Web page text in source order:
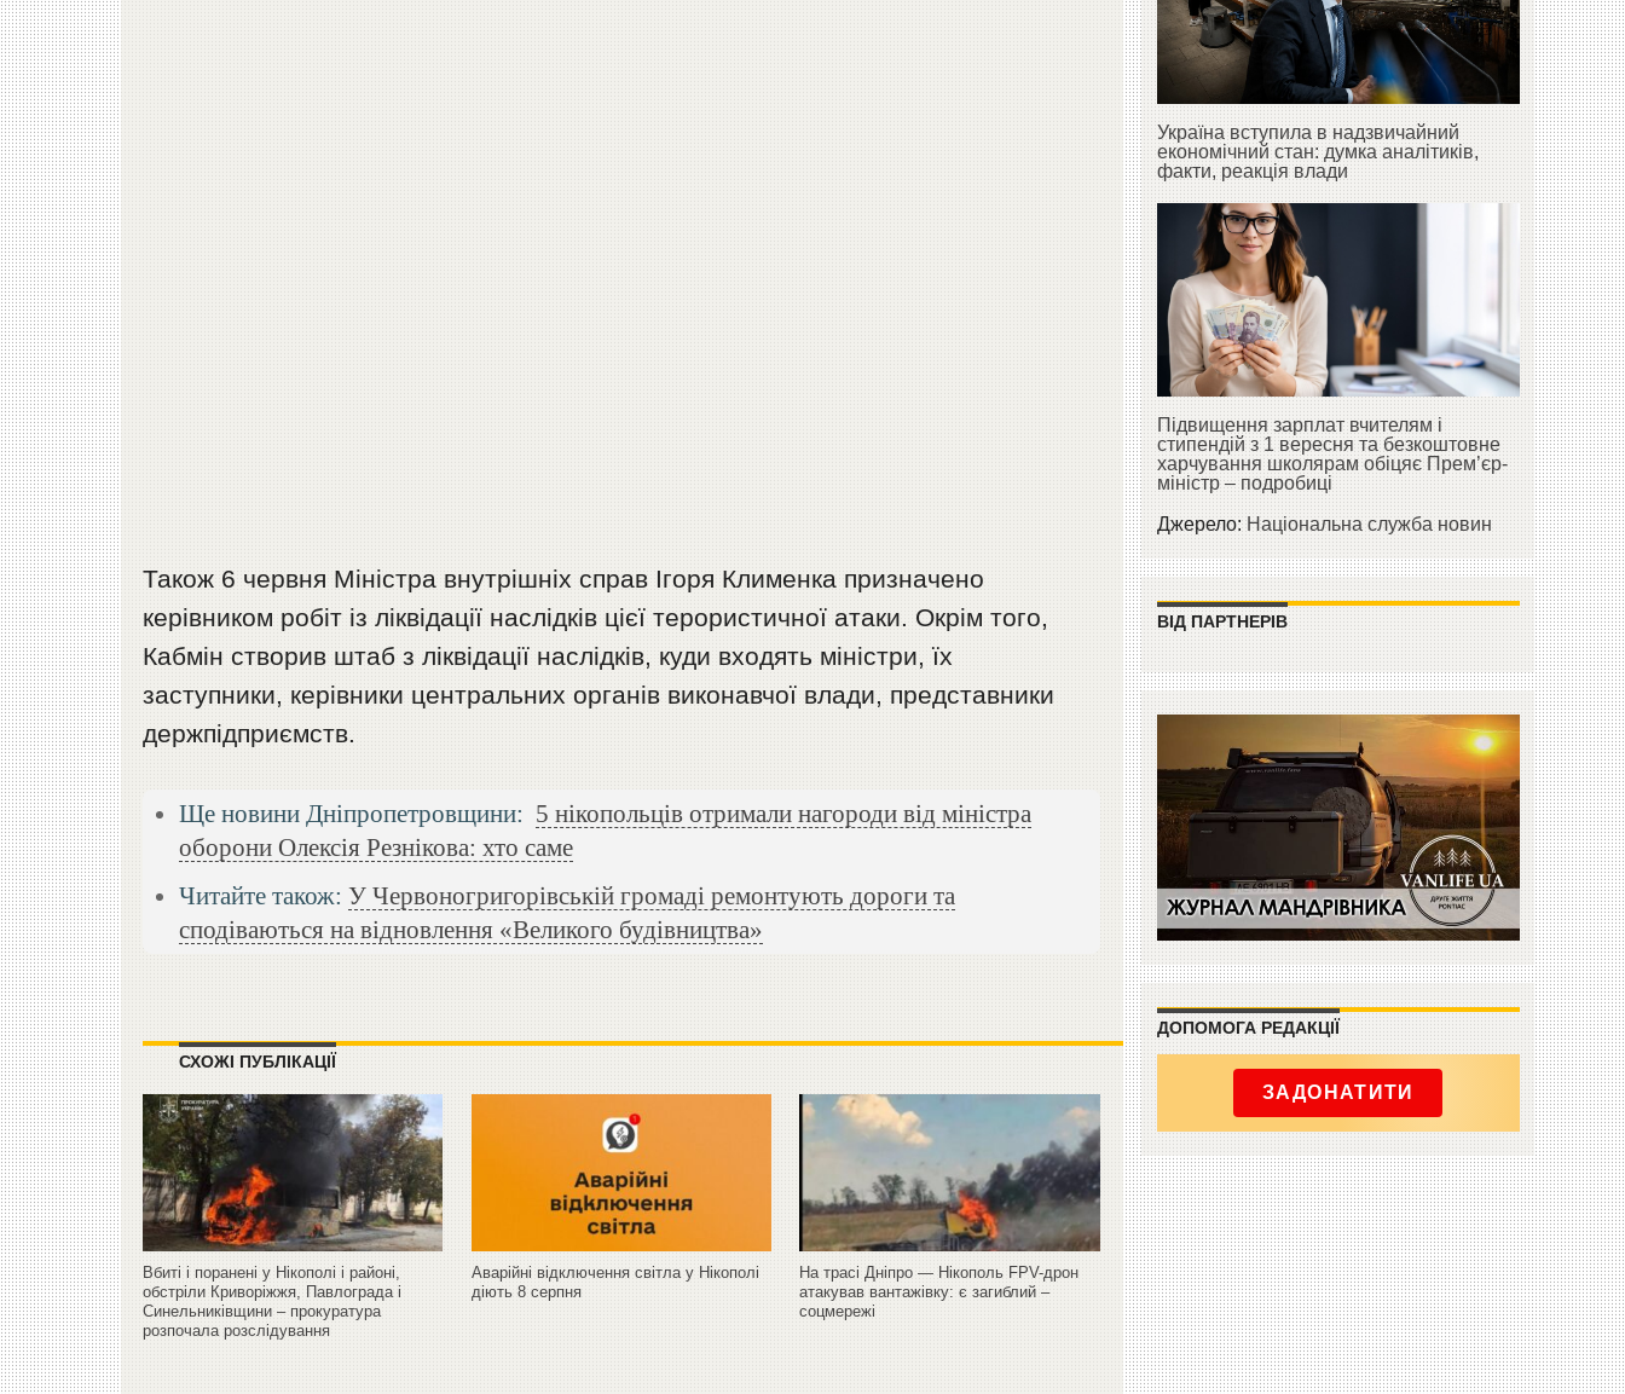
Також 6 червня Міністра внутрішніх справ Ігоря Клименка призначено
керівником робіт із ліквідації наслідків цієї терористичної атаки. Окрім того,
Кабмін створив штаб з ліквідації наслідків, куди входять міністри, їх
заступники, керівники центральних органів виконавчої влади, представники
держпідприємств.
Ще новини Дніпропетровщини: 5 нікопольців отримали нагороди від міністра
оборони Олексія Резнікова: хто саме
Читайте також:У Червоногригорівській громаді ремонтують дороги та
сподіваються на відновлення «Великого будівництва»
СХОЖІ ПУБЛІКАЦІЇ
Вбиті і поранені у Нікополі і районі,
обстріли Криворіжжя, Павлограда і
Синельниківщини – прокуратура
розпочала розслідування
Аварійні відключення світла у Нікополі
діють 8 серпня
На трасі Дніпро — Нікополь FPV-дрон
атакував вантажівку: є загиблий –
соцмережі
Україна вступила в надзвичайний
економічний стан: думка аналітиків,
факти, реакція влади
Підвищення зарплат вчителям і
стипендій з 1 вересня та безкоштовне
харчування школярам обіцяє Прем’єр-
міністр – подробиці
Джерело:Національна служба новин
ВІД ПАРТНЕРІВ
ДОПОМОГА РЕДАКЦІЇ
ЗАДОНАТИТИ